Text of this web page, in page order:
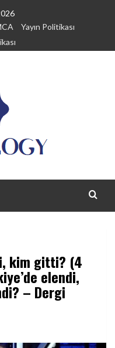
Yayın Politikası
kim gitti? (4
elendi,
– Dergi